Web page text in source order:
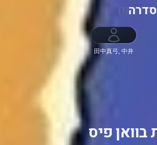
(1)
田中真弓, 中井
和哉, 岡村明美,
山口勝平, 平田
פיס